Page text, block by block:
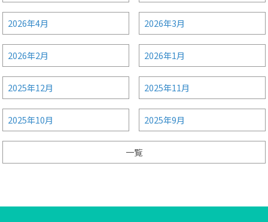
2026年4月 2026年3月
2026年2月 2026年1月
2025年12月 2025年11月
2025年10月 2025年9月
一覧